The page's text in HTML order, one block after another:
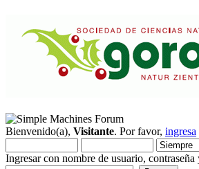
Bienvenido(a), Visitante. Por favor, ingresa
Ingresar con nombre de usuario,